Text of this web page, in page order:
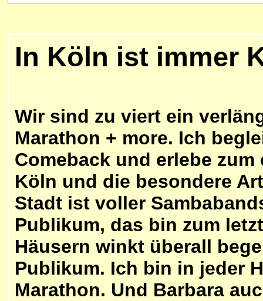
In Köln ist immer
Wir sind zu viert ein
Marathon + more. Ich
Comeback und erlebe
Köln und die besondere
Stadt ist voller
Publikum, das bin zum
Häusern winkt überall
Publikum. Ich bin in jeder
Marathon. Und Barbara